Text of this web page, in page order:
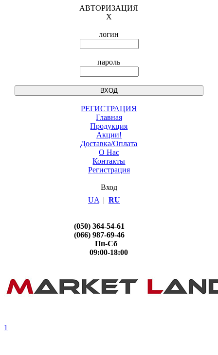
АВТОРИЗАЦИЯ
X
логин
пароль
РЕГИСТРАЦИЯ
Главная
Продукция
Акции!
Доставка/Оплата
О Нас
Контакты
Регистрация
Вход
UA | RU
(050) 364-54-61
(066) 987-69-46
Пн-Сб
09:00-18:00
1